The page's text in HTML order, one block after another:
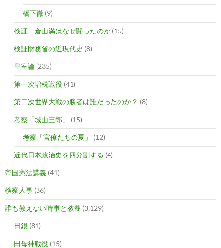
橋下徹 (9)
検証 倉山満はなぜ闘ったのか (15)
検証財務省の近現代史 (8)
皇室論 (235)
第一次増税戦役 (41)
第二次世界大戦の勝者は誰だったのか？ (8)
考察「城山三郎」 (15)
考察「官僚たちの夏」 (12)
近代日本政治史を四分割する (4)
帝国憲法講義 (41)
検察人事 (36)
誰も教えない時事と教養 (3,129)
日銀 (81)
田母神戦役 (15)